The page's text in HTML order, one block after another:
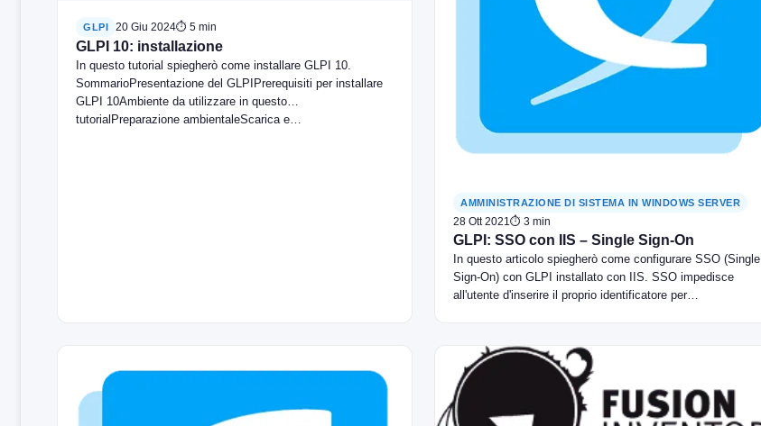
GLPI 20 Giu 2024⏱ 5 min
GLPI 10: installazione
In questo tutorial spiegherò come installare GLPI 10.
SommarioPresentazione del GLPIPrerequisiti per installare
GLPI 10Ambiente da utilizzare in questo
tutorialPreparazione ambientaleScarica e…
AMMINISTRAZIONE DI SISTEMA IN WINDOWS SERVER
28 Ott 2021⏱ 3 min
GLPI: SSO con IIS – Single Sign-On
In questo articolo spiegherò come configurare SSO (Single
Sign-On) con GLPI installato con IIS. SSO impedisce
all'utente d'inserire il proprio identificatore per…